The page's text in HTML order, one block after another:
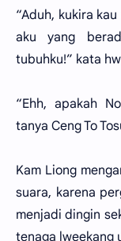
“Aduh, kukira
aku yang
tubuhku!” kata
“Ehh, apakah
tanya Ceng To
Kam Liong
suara, karena
menjadi dingin
tenaga lweekang